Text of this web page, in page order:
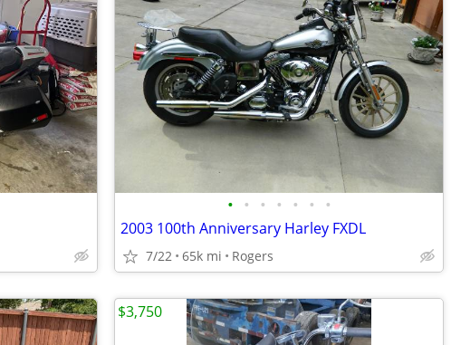
• • • • • • •
2003 100th Anniversary Harley FXDL
7/22 65k mi Rogers
$3,750